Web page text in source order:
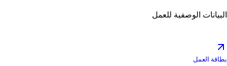
البيانات الوصفية للعمل
بطاقة العمل